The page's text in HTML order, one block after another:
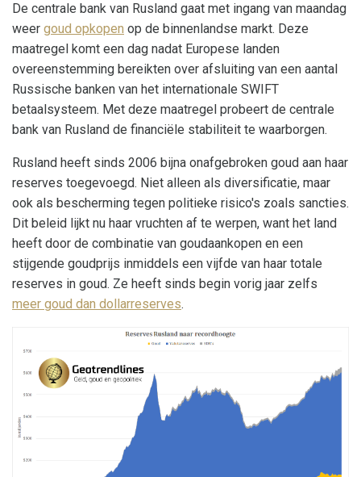
De centrale bank van Rusland gaat met ingang van maandag
weer goud opkopen op de binnenlandse markt. Deze
maatregel komt een dag nadat Europese landen
overeenstemming bereikten over afsluiting van een aantal
Russische banken van het internationale SWIFT
betaalsysteem. Met deze maatregel probeert de centrale
bank van Rusland de financiële stabiliteit te waarborgen.
Rusland heeft sinds 2006 bijna onafgebroken goud aan haar
reserves toegevoegd. Niet alleen als diversificatie, maar
ook als bescherming tegen politieke risico's zoals sancties.
Dit beleid lijkt nu haar vruchten af te werpen, want het land
heeft door de combinatie van goudaankopen en een
stijgende goudprijs inmiddels een vijfde van haar totale
reserves in goud. Ze heeft sinds begin vorig jaar zelfs
meer goud dan dollarreserves.